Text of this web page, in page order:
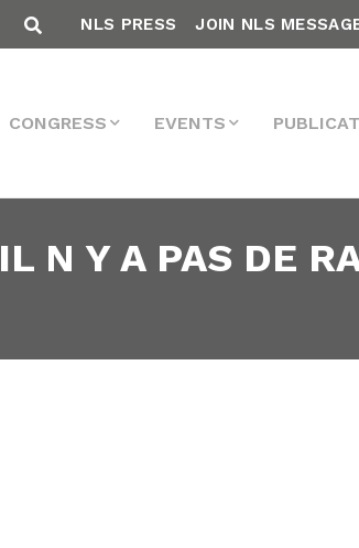
NLS PRESS JOIN NLS
CONGRESS EVENTS
N Y A PAS DE